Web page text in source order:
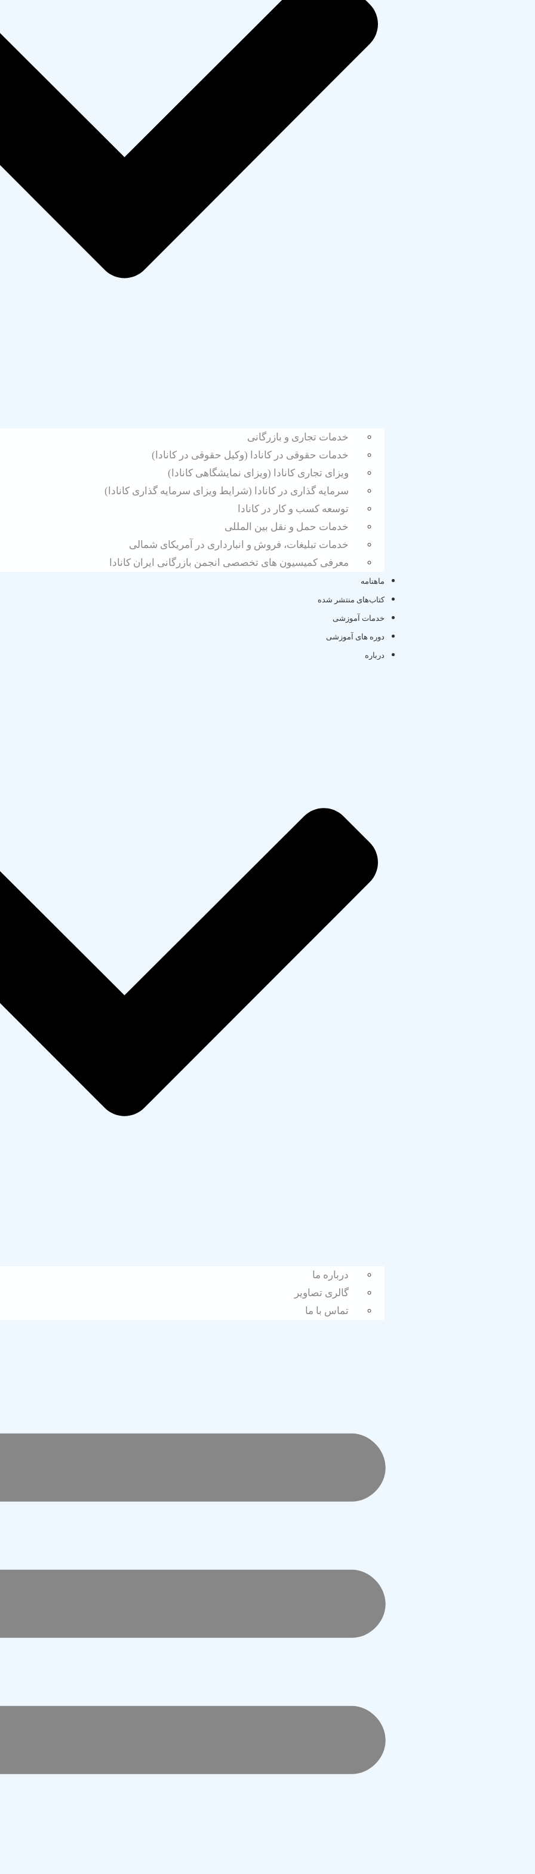
خدمات تجاری و بازرگانی
خدمات حقوقی در کانادا (وکیل حقوقی در کانادا)
ویزای تجاری کانادا (ویزای نمایشگاهی کانادا)
سرمایه گذاری در کانادا (شرایط ویزای سرمایه گذاری کانادا)
توسعه کسب و کار در کانادا
خدمات حمل و نقل بین المللی
خدمات تبلیغات، فروش و انبارداری در آمریکای شمالی
معرفی کمیسیون های تخصصی انجمن بازرگانی ایران کانادا
ماهنامه
کتاب‌های منتشر شده
خدمات آموزشی
دوره های آموزشی
درباره
درباره ما
گالری تصاویر
تماس با ما